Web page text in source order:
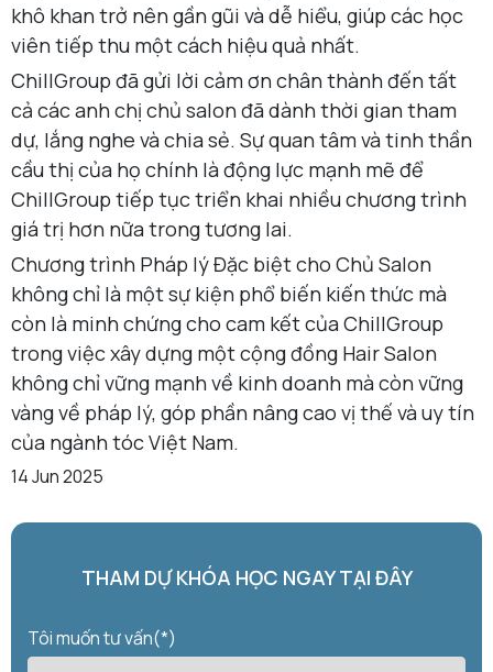
khô khan trở nên gần gũi và dễ hiểu, giúp các học
viên tiếp thu một cách hiệu quả nhất.
ChillGroup đã gửi lời cảm ơn chân thành đến tất
cả các anh chị chủ salon đã dành thời gian tham
dự, lắng nghe và chia sẻ. Sự quan tâm và tinh thần
cầu thị của họ chính là động lực mạnh mẽ để
ChillGroup tiếp tục triển khai nhiều chương trình
giá trị hơn nữa trong tương lai.
Chương trình Pháp lý Đặc biệt cho Chủ Salon
không chỉ là một sự kiện phổ biến kiến thức mà
còn là minh chứng cho cam kết của ChillGroup
trong việc xây dựng một cộng đồng Hair Salon
không chỉ vững mạnh về kinh doanh mà còn vững
vàng về pháp lý, góp phần nâng cao vị thế và uy tín
của ngành tóc Việt Nam.
14 Jun 2025
THAM DỰ KHÓA HỌC NGAY TẠI ĐÂY
Tôi muốn tư vấn(*)